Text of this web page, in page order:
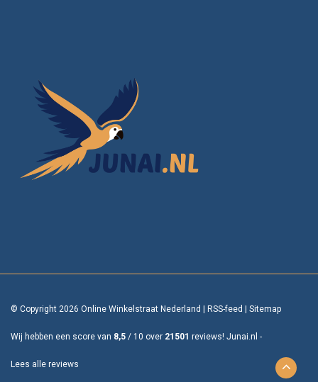
© Copyright 2026 Online Winkelstraat Nederland RSS-feed Sitemap
Wij hebben een score van 8,5 / 10 over 21501 reviews! Junai.nl -
Lees alle reviews